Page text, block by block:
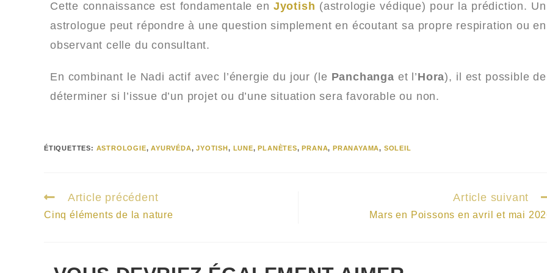
Cette connaissance est fondamentale en Jyotish (astrologie védique) pour la prédiction. Un
astrologue peut répondre à une question simplement en écoutant sa propre respiration ou en
observant celle du consultant.
En combinant le Nadi actif avec l’énergie du jour (le Panchanga et l’Hora), il est possible de
déterminer si l’issue d’un projet ou d’une situation sera favorable ou non.
ÉTIQUETTES: ASTROLOGIE, AYURVÉDA, JYOTISH, LUNE, PLANÈTES, PRANA, PRANAYAMA, SOLEIL
Article précédent
Cinq éléments de la nature
Article suivant
Mars en Poissons en avril et mai